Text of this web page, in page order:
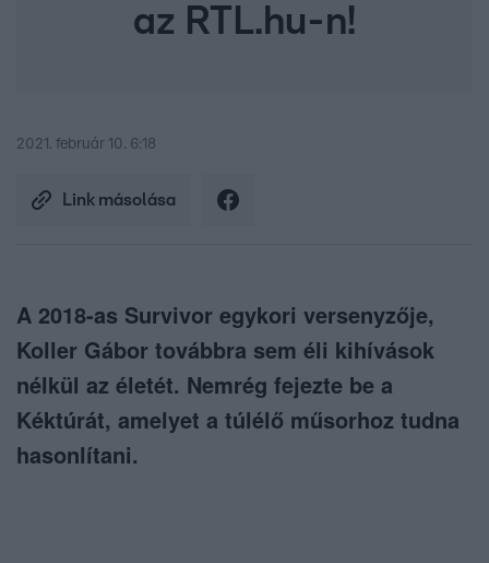
az RTL.hu-n!
2021. február 10. 6:18
Link másolása
A 2018-as Survivor egykori versenyzője,
Koller Gábor továbbra sem éli kihívások
nélkül az életét. Nemrég fejezte be a
Kéktúrát, amelyet a túlélő műsorhoz tudna
hasonlítani.